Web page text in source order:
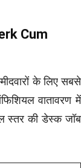
Cum
के लिए सबसे
वातावरण में
स्तर की डेस्क जॉब